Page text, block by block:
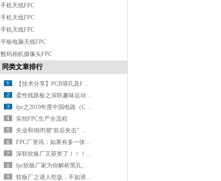
手机天线FPC
手机天线FPC
手机天线FPC
平板电脑天线FPC
数码相机摄像头FPC
同类文章排行
【技术分享】PCB填孔及FPC软板填孔制程讲解
柔性线路板之深联趣味运动会乐翻天！
fpc之2019年度中国电路（CPCA）百强排行榜震撼发布！
实拍FPC生产全流程
失业和倒闭潮“前后夹击” 柔性电路板制造黯然神伤
FPC厂资讯：如果有多一张车票，介不介意和我一起走？
深联软板厂又获奖了！！！世界很忙，没空关注不优秀
fpc软板厂家为你解析黑孔工艺
软板厂之请人吃饭，不如请人出汗！